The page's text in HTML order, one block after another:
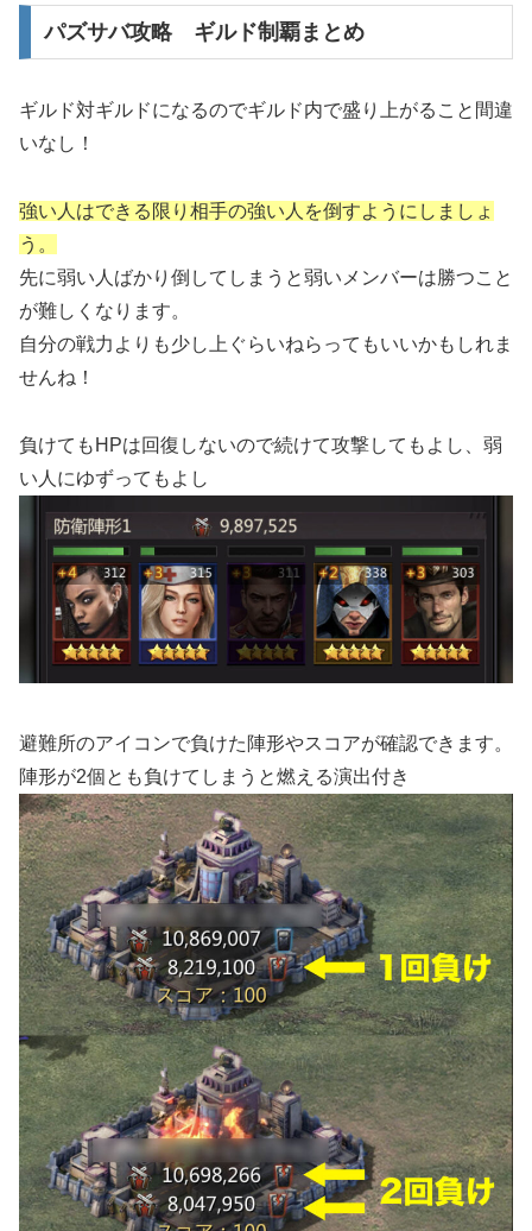
パズサバ攻略 ギルド制覇まとめ
ギルド対ギルドになるのでギルド内で盛り上がること間違
いなし！
強い人はできる限り相手の強い人を倒すようにしましょ
う。
先に弱い人ばかり倒してしまうと弱いメンバーは勝つこと
が難しくなります。
自分の戦力よりも少し上ぐらいねらってもいいかもしれま
せんね！
負けてもHPは回復しないので続けて攻撃してもよし、弱
い人にゆずってもよし
避難所のアイコンで負けた陣形やスコアが確認できます。
陣形が2個とも負けてしまうと燃える演出付き